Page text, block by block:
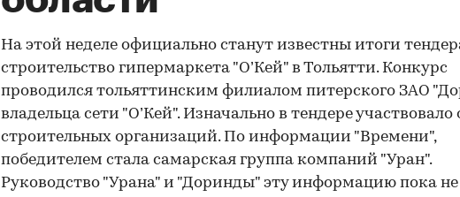
На этой неделе официально станут известны итоги
строительство гипермаркета "О’Кей" в Тольятти. Конкурс
проводился тольяттинским филиалом питерского ЗАО
владельца сети "О’Кей". Изначально в тендере участвовало
строительных организаций. По информации "Времени",
победителем стала самарская группа компаний "Уран".
Руководство "Урана" и "Доринды" эту информацию пока не